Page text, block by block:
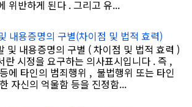
위반하게 된다 . 그리고 유...
내용증명의 구별(차이점 및 법적 효력)
및 내용증명의 구별 ( 차이점 및 법적 효력 )
시정을 요구하는 의사표시입니다 . 즉 ,
에 타인의 범죄행위 , 불법행위 또는 타인
자신의 억울함 등을 진정함...